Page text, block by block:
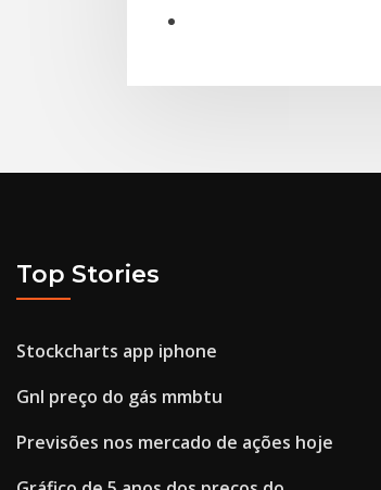
Top Stories
Stockcharts app iphone
Gnl preço do gás mmbtu
Previsões nos mercado de ações hoje